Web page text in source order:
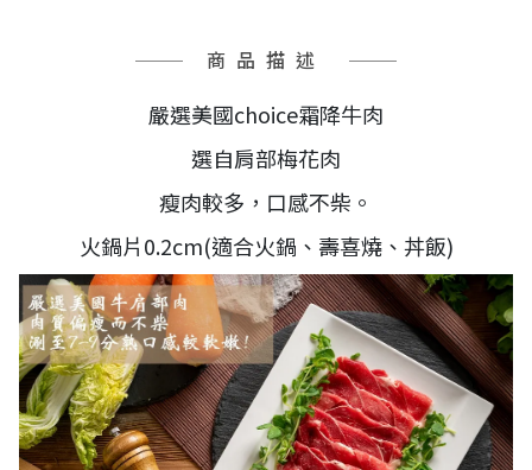
商品描述
嚴選美國choice霜降牛肉
選自肩部梅花肉
瘦肉較多，口感不柴。
火鍋片0.2cm(適合火鍋、壽喜燒、丼飯)